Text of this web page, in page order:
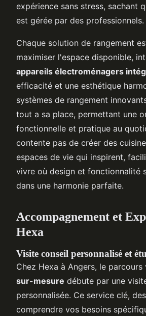
expérience sans stress, sachant
est gérée par des professionnels.
Chaque solution de rangement
maximiser l'espace disponible,
appareils électroménagers
efficacité et une esthétique
systèmes de rangement
tout a sa place, permettant une
fonctionnelle et pratique au
contente pas de créer des
espaces de vie qui inspirent,
vivre où design et fonctionnalité
dans une harmonie parfaite.
Accompagnement et
Hexa
Visite conseil personnalisé et
Chez Hexa à Angers, le parcours
sur-mesure débute par une
personnalisée. Ce service clé,
comprendre vos besoins